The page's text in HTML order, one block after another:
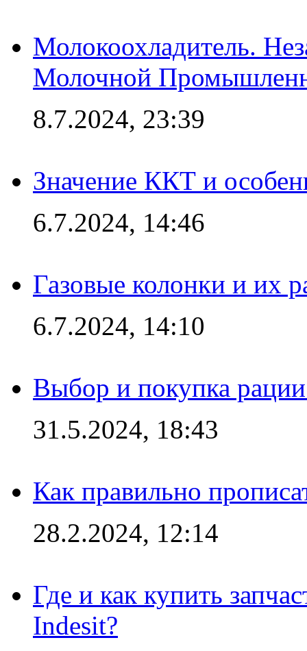
Молокоохладитель.
Молочной
8.7.2024, 23:39
Значение ККТ и
6.7.2024, 14:46
Газовые колонки и их
6.7.2024, 14:10
Выбор и покупка
31.5.2024, 18:43
Как правильно
28.2.2024, 12:14
Где и как купить
Indesit?